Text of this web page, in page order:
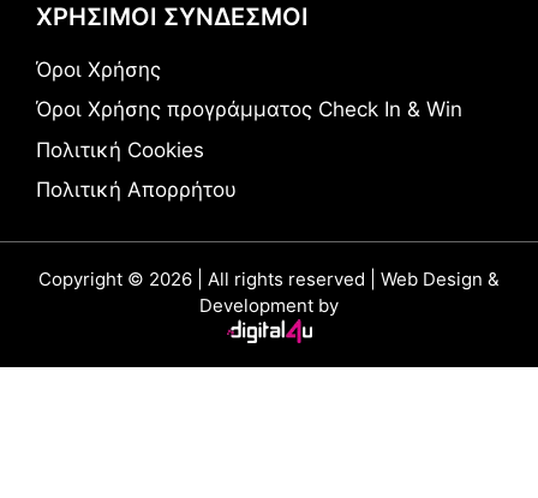
ΧΡΗΣΙΜΟΙ ΣΥΝΔΕΣΜΟΙ
Όροι Χρήσης
Όροι Χρήσης προγράμματος Check In & Win
Πολιτική Cookies
Πολιτική Απορρήτου
Copyright © 2026 | All rights reserved | Web Design &
Development by